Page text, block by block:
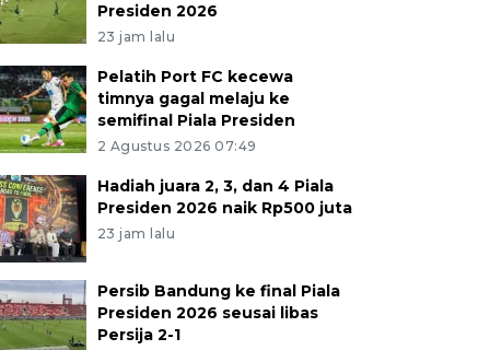
Presiden 2026
23 jam lalu
Pelatih Port FC kecewa
timnya gagal melaju ke
semifinal Piala Presiden
2 Agustus 2026 07:49
Hadiah juara 2, 3, dan 4 Piala
Presiden 2026 naik Rp500 juta
23 jam lalu
Persib Bandung ke final Piala
Presiden 2026 seusai libas
Persija 2-1